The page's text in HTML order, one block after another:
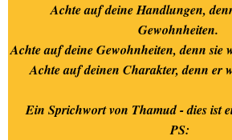
03.-WILLKOMMEN anno
04.-WILLKOMMEM anno
Achte auf deine Handlungen,
Gewohnheiten.
Achte auf deine Gewohnheiten, denn sie
Achte auf deinen Charakter, denn er
Ein Sprichwort von Thamud - dies ist
PS: